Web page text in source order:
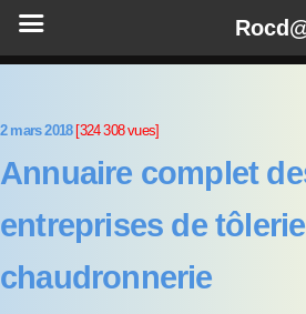
2 mars 2018[324 308 vues]
Annuaire complet
entreprises de
chaudronnerie